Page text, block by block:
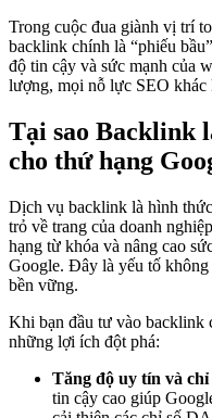
Trong cuộc đua giành vị trí
backlink chính là “phiếu
độ tin cậy và sức mạnh của
lượng, mọi nỗ lực SEO khác
Tại sao Backlink
cho thứ hạng
Dịch vụ backlink là hình
trỏ về trang của doanh
hạng từ khóa và nâng cao
Google. Đây là yếu tố
bền vững.
Khi bạn đầu tư vào backlink
những lợi ích đột phá:
Tăng độ uy tín và chỉ
tin cậy cao giúp